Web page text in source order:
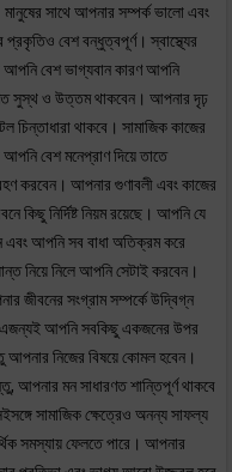
সাথে আপনার সম্পর্ক ভালো এবং
বেশ বন্ধুত্বপূর্ণ। স্বাস্থ্যের
আপনি বেশ ভাগ্যবান কারণ আপনি
সুস্থ ও উত্তম থাকবেন। আপনার দৃঢ়
চিন্তাধারা থাকবে। সামাজিক কাজের
আপনি বেশ মনেপ্রাণ দিয়ে তাতে
করবেন। আপনার গুণাবলী এবং কাজের
কিছু নির্দিষ্ট নিয়ম রয়েছে। আপনি যে
এবং আপনি সব বাধা অতিক্রম করে
নিয়ে নিলে আপনি সেটাই করবেন।
জীবনের সংগ্রাম সম্পর্কে উদ্বিগ্ন
এজন্যই আপনি সবকিছু একজনের উপর
আপনার নিজের বিষয়ে কোমল হবেন।
আপনার মন সাধারণত শান্তিপূর্ণ থাকবে
সামাজিক ক্ষেত্রেও অনন্য সাফল্য
সমস্যায় ফেলতে পারে। আপনার